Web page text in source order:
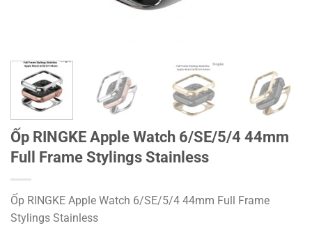
Ốp RINGKE Apple Watch 6/SE/5/4 44mm
Full Frame Stylings Stainless
Ốp RINGKE Apple Watch 6/SE/5/4 44mm Full Frame
Stylings Stainless